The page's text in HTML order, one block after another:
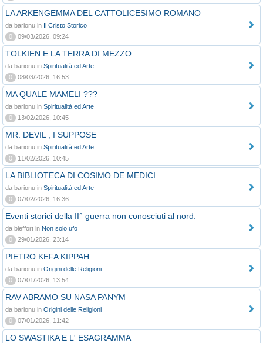
LA ARKENGEMMA DEL CATTOLICESIMO ROMANO
da barionu in Il Cristo Storico
0
09/03/2026, 09:24
TOLKIEN E LA TERRA DI MEZZO
da barionu in Spiritualità ed Arte
0
08/03/2026, 16:53
MA QUALE MAMELI ???
da barionu in Spiritualità ed Arte
0
13/02/2026, 10:45
MR. DEVIL , I SUPPOSE
da barionu in Spiritualità ed Arte
0
11/02/2026, 10:45
LA BIBLIOTECA DI COSIMO DE MEDICI
da barionu in Spiritualità ed Arte
0
07/02/2026, 16:36
Eventi storici della II° guerra non conosciuti al nord.
da bleffort in Non solo ufo
0
29/01/2026, 23:14
PIETRO KEFA KIPPAH
da barionu in Origini delle Religioni
0
07/01/2026, 13:54
RAV ABRAMO SU NASA PANYM
da barionu in Origini delle Religioni
0
07/01/2026, 11:42
LO SWASTIKA E L' ESAGRAMMA